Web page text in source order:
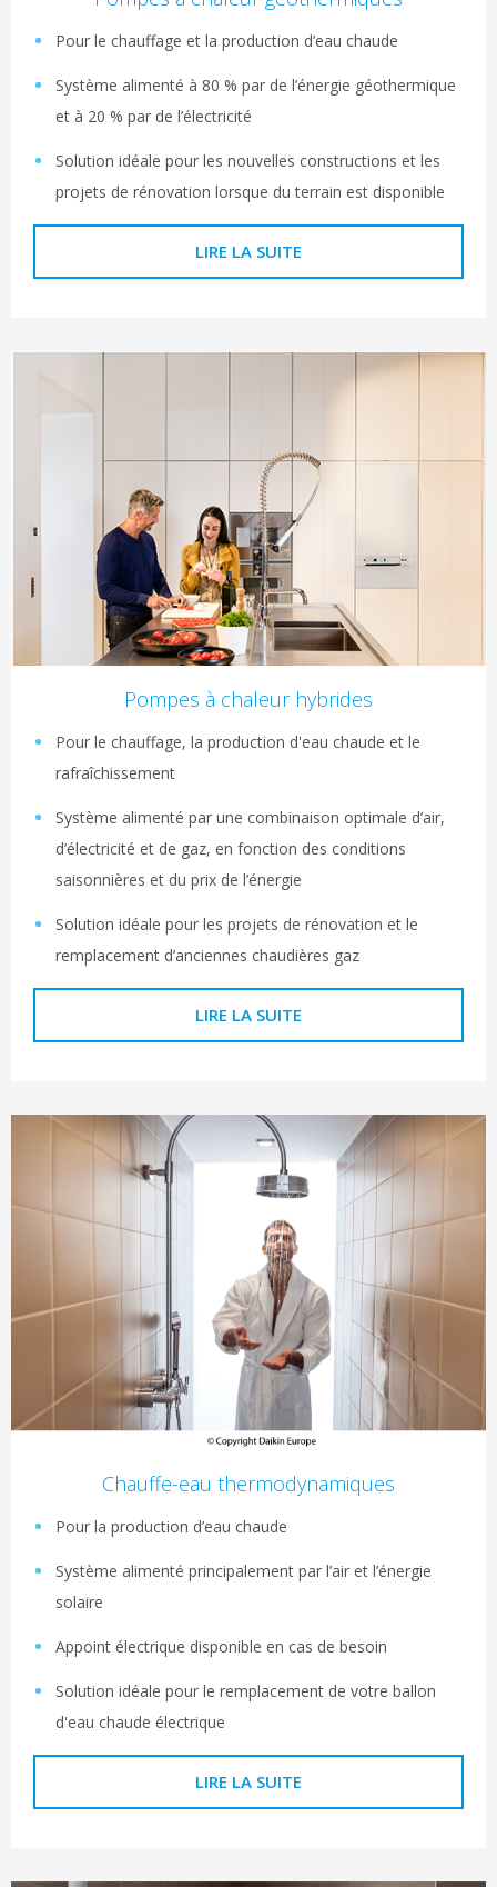
Pour le chauffage et la production d’eau chaude
Système alimenté à 80 % par de l’énergie géothermique
et à 20 % par de l’électricité
Solution idéale pour les nouvelles constructions et les
projets de rénovation lorsque du terrain est disponible
LIRE LA SUITE
Pompes à chaleur hybrides
Pour le chauffage, la production d'eau chaude et le
rafraîchissement
Système alimenté par une combinaison optimale d’air,
d’électricité et de gaz, en fonction des conditions
saisonnières et du prix de l’énergie
Solution idéale pour les projets de rénovation et le
remplacement d’anciennes chaudières gaz
LIRE LA SUITE
Chauffe-eau thermodynamiques
Pour la production d’eau chaude
Système alimenté principalement par l’air et l’énergie
solaire
Appoint électrique disponible en cas de besoin
Solution idéale pour le remplacement de votre ballon
d'eau chaude électrique
LIRE LA SUITE